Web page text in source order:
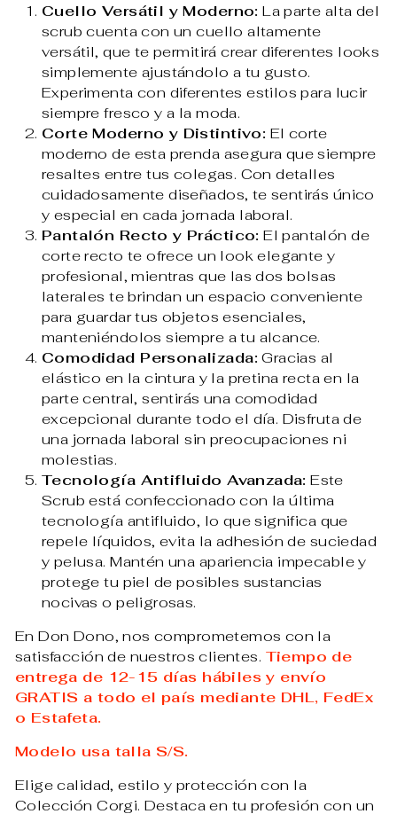
Cuello Versátil y Moderno: La parte alta del
scrub cuenta con un cuello altamente
versátil, que te permitirá crear diferentes looks
simplemente ajustándolo a tu gusto.
Experimenta con diferentes estilos para lucir
siempre fresco y a la moda.
Corte Moderno y Distintivo: El corte
moderno de esta prenda asegura que siempre
resaltes entre tus colegas. Con detalles
cuidadosamente diseñados, te sentirás único
y especial en cada jornada laboral.
Pantalón Recto y Práctico: El pantalón de
corte recto te ofrece un look elegante y
profesional, mientras que las dos bolsas
laterales te brindan un espacio conveniente
para guardar tus objetos esenciales,
manteniéndolos siempre a tu alcance.
Comodidad Personalizada: Gracias al
elástico en la cintura y la pretina recta en la
parte central, sentirás una comodidad
excepcional durante todo el día. Disfruta de
una jornada laboral sin preocupaciones ni
molestias.
Tecnología Antifluido Avanzada: Este
Scrub está confeccionado con la última
tecnología antifluido, lo que significa que
repele líquidos, evita la adhesión de suciedad
y pelusa. Mantén una apariencia impecable y
protege tu piel de posibles sustancias
nocivas o peligrosas.
En Don Dono, nos comprometemos con la
satisfacción de nuestros clientes. Tiempo de
entrega de 12-15 días hábiles y envío
GRATIS a todo el país mediante DHL, FedEx
o Estafeta.
Modelo usa talla S/S.
Elige calidad, estilo y protección con la
Colección Corgi. Destaca en tu profesión con un